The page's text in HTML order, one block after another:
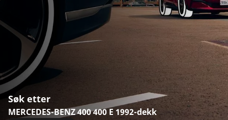
Søk etter
MERCEDES-BENZ 400 400 E 1992-dekk